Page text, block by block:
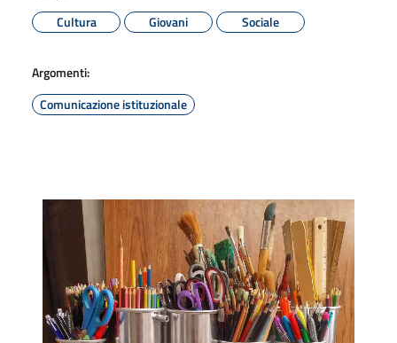
Cultura
Giovani Sociale
Argomenti:
Comunicazione istituzionale